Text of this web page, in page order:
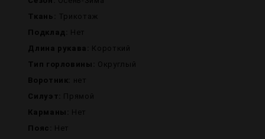
Ткань:
Трикотаж
Подклад:
Нет
Длина рукава:
Короткий
Тип горловины:
Округлый
Воротник:
нет
Силуэт:
Прямой
Карманы:
Нет
Пояс:
Нет